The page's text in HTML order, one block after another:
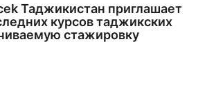
Таджикистан приглашает
курсов таджикских
стажировку